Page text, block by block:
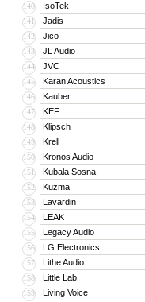
140 IsoTek
141 Jadis
142 Jico
143 JL Audio
144 JVC
145 Karan Acoustics
146 Kauber
147 KEF
148 Klipsch
149 Krell
150 Kronos Audio
151 Kubala Sosna
152 Kuzma
153 Lavardin
154 LEAK
155 Legacy Audio
156 LG Electronics
157 Lithe Audio
158 Little Lab
159 Living Voice